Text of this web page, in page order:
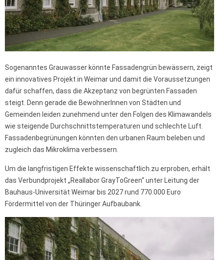
Sogenanntes Grauwasser könnte Fassadengrün bewässern, zeigt
ein innovatives Projekt in Weimar und damit die Voraussetzungen
dafür schaffen, dass die Akzeptanz von begrünten Fassaden
steigt. Denn gerade die BewohnerInnen von Städten und
Gemeinden leiden zunehmend unter den Folgen des Klimawandels
wie steigende Durchschnittstemperaturen und schlechte Luft.
Fassadenbegrünungen könnten den urbanen Raum beleben und
zugleich das Mikroklima verbessern.
Um die langfristigen Effekte wissenschaftlich zu erproben, erhält
das Verbundprojekt „Reallabor GrayToGreen“ unter Leitung der
Bauhaus-Universität Weimar bis 2027 rund 770.000 Euro
Fördermittel von der Thüringer Aufbaubank.